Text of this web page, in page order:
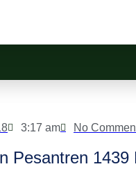
3:17 am No
Pesantren 1439